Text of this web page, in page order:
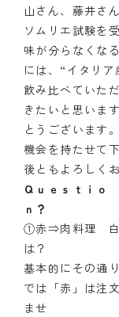
山さん、藤井さ
ソムリエ試験を
味が分らなくな
には、“イタリ
飲み比べていた
きたいと思いま
とうございます
機会を持たせて
後ともよろしく
Ｑｕｅｓｔｉｏ
①赤⇒肉料理
基本的にその通
では「赤」は注
ませ